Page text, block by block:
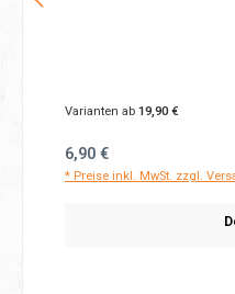
Varianten ab19,90 €
Regulärer Preis:
6,90 €
* Preise inkl. MwSt. zzgl.